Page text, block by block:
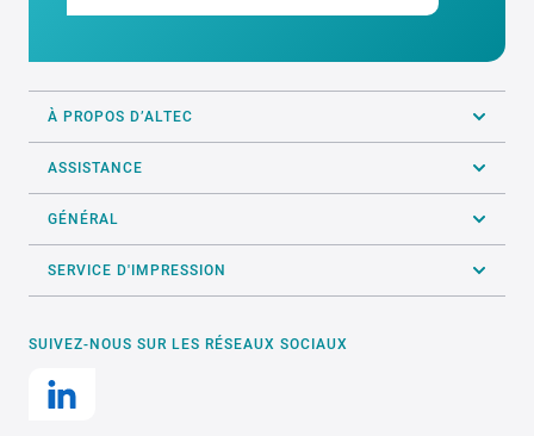
À PROPOS D’ALTEC
ASSISTANCE
GÉNÉRAL
SERVICE D'IMPRESSION
SUIVEZ-NOUS SUR LES RÉSEAUX SOCIAUX